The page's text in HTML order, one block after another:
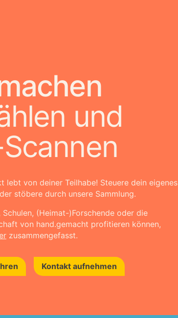
und
lebt von deiner Teilhabe! Steuere dein eigenes
stöbere durch unsere Sammlung.
Schulen, (Heimat-)Forschende oder die
von hand.gemacht profitieren können,
zusammengefasst.
Kontakt aufnehmen